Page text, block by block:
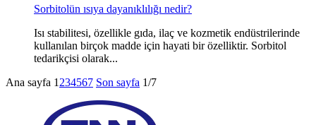
Sorbitolün ısıya dayanıklılığı nedir?
Isı stabilitesi, özellikle gıda, ilaç ve kozmetik endüstrilerinde
kullanılan birçok madde için hayati bir özelliktir. Sorbitol
tedarikçisi olarak...
Ana sayfa 1 234567 Son sayfa 1/7